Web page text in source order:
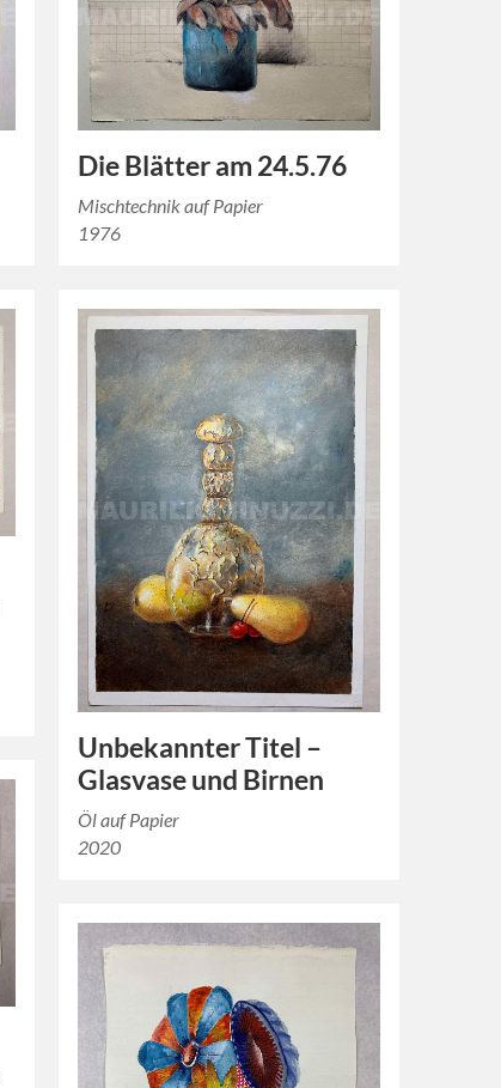
Die Blätter am 24.5.76
Mischtechnik auf Papier
1976
Unbekannter Titel –
Glasvase und Birnen
Öl auf Papier
2020